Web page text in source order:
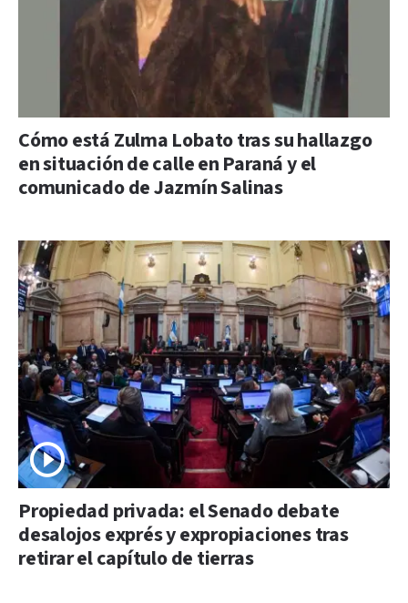
Cómo está Zulma Lobato tras su hallazgo
en situación de calle en Paraná y el
comunicado de Jazmín Salinas
Propiedad privada: el Senado debate
desalojos exprés y expropiaciones tras
retirar el capítulo de tierras